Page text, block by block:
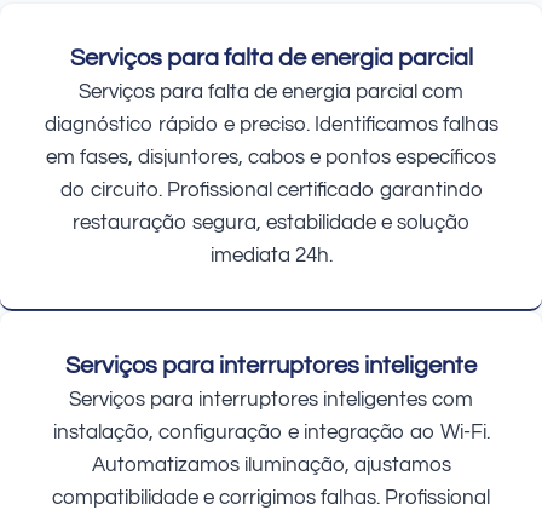
Serviços para falta de energia parcial
Serviços para falta de energia parcial com
diagnóstico rápido e preciso. Identificamos falhas
em fases, disjuntores, cabos e pontos específicos
do circuito. Profissional certificado garantindo
restauração segura, estabilidade e solução
imediata 24h.
Serviços para interruptores inteligente
Serviços para interruptores inteligentes com
instalação, configuração e integração ao Wi-Fi.
Automatizamos iluminação, ajustamos
compatibilidade e corrigimos falhas. Profissional